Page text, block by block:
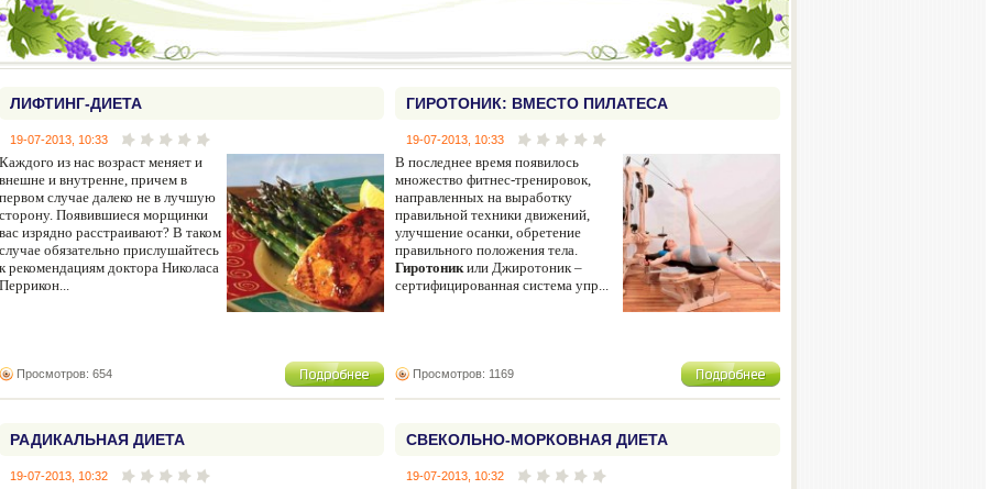
ЛИФТИНГ-ДИЕТА
19-07-2013, 10:33
Каждого из нас возраст меняет и
внешне и внутренне, причем в
первом случае далеко не в лучшую
сторону. Появившиеся морщинки
вас изрядно расстраивают? В таком
случае обязательно прислушайтесь
к рекомендациям доктора Николаса
Перрикон...
Просмотров: 654
ГИРОТОНИК: ВМЕСТО ПИЛАТЕСА
19-07-2013, 10:33
В последнее время появилось
множество фитнес-тренировок,
направленных на выработку
правильной техники движений,
улучшение осанки, обретение
правильного положения тела.
Гиротоникили Джиротоник –
сертифицированная система упр...
Просмотров: 1169
РАДИКАЛЬНАЯ ДИЕТА
19-07-2013, 10:32
СВЕКОЛЬНО-МОРКОВНАЯ ДИЕТА
19-07-2013, 10:32